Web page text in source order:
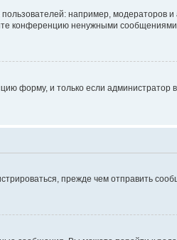
например, модераторов
конференцию ненужными сообщениями
форму, и только если администратор
прежде чем отправить